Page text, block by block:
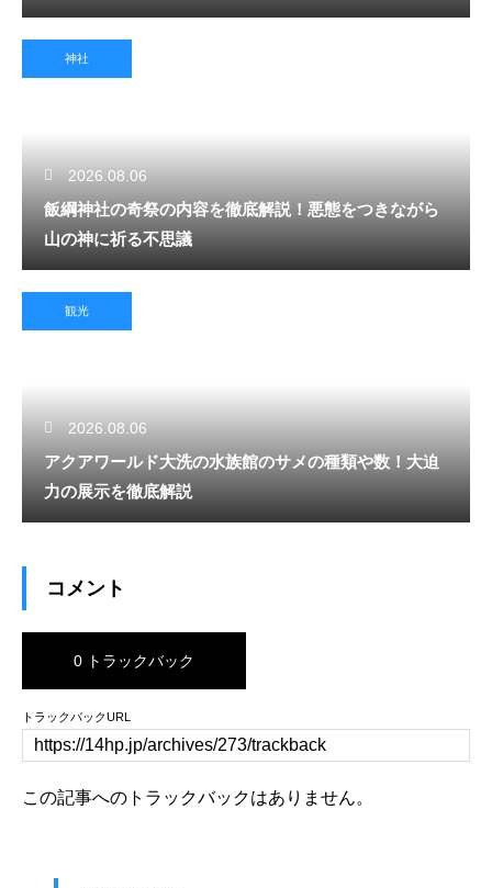
神社
2026.08.06
飯綱神社の奇祭の内容を徹底解説！悪態をつきながら
山の神に祈る不思議
観光
2026.08.06
アクアワールド大洗の水族館のサメの種類や数！大迫
力の展示を徹底解説
コメント
0 トラックバック
トラックバックURL
この記事へのトラックバックはありません。